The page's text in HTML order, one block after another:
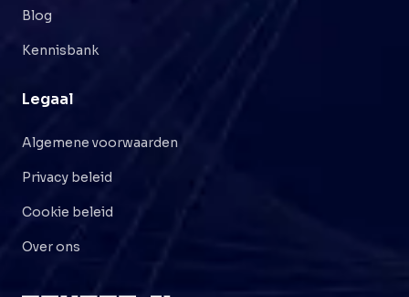
Blog
Kennisbank
Legaal
Algemene voorwaarden
Privacy beleid
Cookie beleid
Over ons